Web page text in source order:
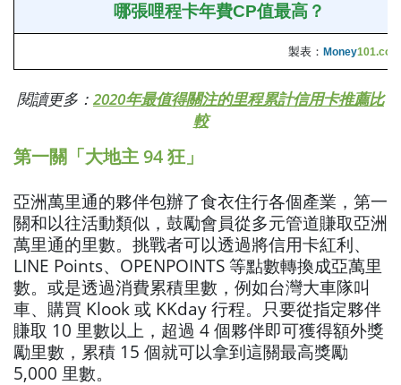
哪張哩程卡年費CP值最高？
製表： Money
閱讀更多： 2020年最值得關注的里程累計信用卡推薦比
較
第一關「大地主 94 狂」
亞洲萬里通的夥伴包辦了食衣住行各個產業，第一
關和以往活動類似，鼓勵會員從多元管道賺取亞洲
萬里通的里數。挑戰者可以透過將信用卡紅利、
LINE Points、OPENPOINTS 等點數轉換成亞萬里
數。或是透過消費累積里數，例如台灣大車隊叫
車、購買 Klook 或 KKday 行程。只要從指定夥伴
賺取 10 里數以上，超過 4 個夥伴即可獲得額外獎
勵里數，累積 15 個就可以拿到這關最高獎勵
5,000 里數。